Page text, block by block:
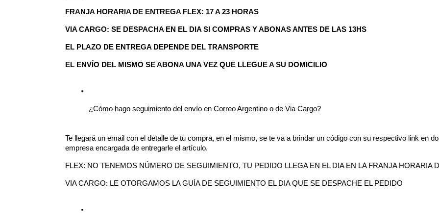
FRANJA HORARIA DE ENTREGA FLEX: 17 A 23 HORAS
VIA CARGO: SE DESPACHA EN EL DIA SI COMPRAS Y ABONAS ANTES DE LAS 13HS
EL PLAZO DE ENTREGA DEPENDE DEL TRANSPORTE
EL ENVÍO DEL MISMO SE ABONA UNA VEZ QUE LLEGUE A SU DOMICILIO
¿Cómo hago seguimiento del envío en Correo Argentino o de Via Cargo?
Te llegará un email con el detalle de tu compra, en el mismo, se te va a brindar un código con su respectivo link en
empresa encargada de entregarle el artículo.
FLEX: NO TENEMOS NÚMERO DE SEGUIMIENTO, TU PEDIDO LLEGA EN EL DIA EN LA FRANJA HORARIA
VIA CARGO: LE OTORGAMOS LA GUÍA DE SEGUIMIENTO EL DIA QUE SE DESPACHE EL PEDIDO